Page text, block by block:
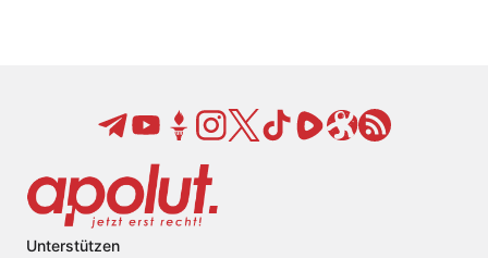
Unterstützen